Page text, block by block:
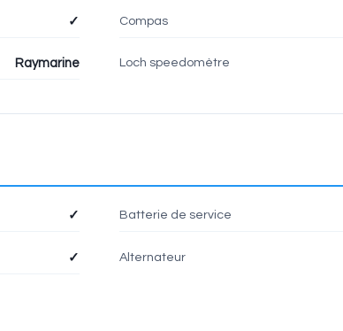
✓ Compas
Raymarine Loch speedomètre
✓ Batterie de service
✓ Alternateur